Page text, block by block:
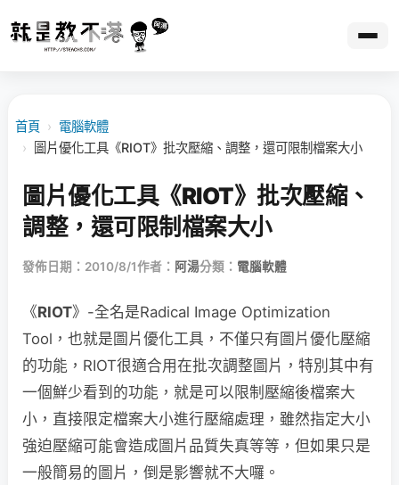
首頁 › 電腦軟體
›
圖片優化工具《RIOT》批次壓縮、調整，還可限制檔案大小
圖片優化工具《RIOT》批次壓縮、
調整，還可限制檔案大小
發佈日期：2010/8/1作者： 阿湯分類： 電腦軟體
《RIOT》-全名是Radical Image Optimization
Tool，也就是圖片優化工具，不僅只有圖片優化壓縮
的功能，RIOT很適合用在批次調整圖片，特別其中有
一個鮮少看到的功能，就是可以限制壓縮後檔案大
小，直接限定檔案大小進行壓縮處理，雖然指定大小
強迫壓縮可能會造成圖片品質失真等等，但如果只是
一般簡易的圖片，倒是影響就不大囉。